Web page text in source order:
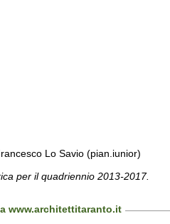
Lo Savio (pian.iunior)
per il quadriennio 2013-2017.
www.architettitaranto.it